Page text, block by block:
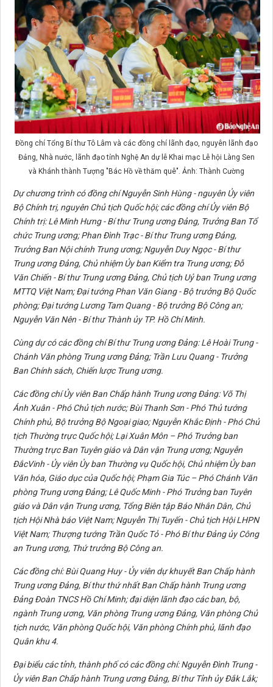
Đồng chí Tổng Bí thư Tô Lâm và các đồng chí lãnh đạo, nguyên lãnh đạo
Đảng, Nhà nước, lãnh đạo tỉnh Nghệ An dự lễ Khai mạc Lễ hội Làng Sen
và Khánh thành Tượng "Bác Hồ về thăm quê". Ảnh: Thành Cường
Dự chương trình có đồng chí Nguyễn Sinh Hùng - nguyên Ủy viên
Bộ Chính trị, nguyên Chủ tịch Quốc hội; các đồng chí Ủy viên Bộ
Chính trị: Lê Minh Hưng - Bí thư Trung ương Đảng, Trưởng Ban Tổ
chức Trung ương; Phan Đình Trạc - Bí thư Trung ương Đảng,
Trưởng Ban Nội chính Trung ương; Nguyễn Duy Ngọc - Bí thư
Trung ương Đảng, Chủ nhiệm Ủy ban Kiểm tra Trung ương; Đỗ
Văn Chiến - Bí thư Trung ương Đảng, Chủ tịch Uỷ ban Trung ương
MTTQ Việt Nam; Đại tướng Phan Văn Giang - Bộ trưởng Bộ Quốc
phòng; Đại tướng Lương Tam Quang - Bộ trưởng Bộ Công an;
Nguyễn Văn Nên - Bí thư Thành ủy TP. Hồ Chí Minh.
Cùng dự có các đồng chí Bí thư Trung ương Đảng: Lê Hoài Trung -
Chánh Văn phòng Trung ương Đảng; Trần Lưu Quang - Trưởng
Ban Chính sách, Chiến lược Trung ương.
Các đồng chí Ủy viên Ban Chấp hành Trung ương Đảng: Võ Thị
Ánh Xuân - Phó Chủ tịch nước; Bùi Thanh Sơn - Phó Thủ tướng
Chính phủ, Bộ trưởng Bộ Ngoại giao; Nguyễn Khắc Định - Phó Chủ
tịch Thường trực Quốc hội; Lại Xuân Môn – Phó Trưởng ban
Thường trực Ban Tuyên giáo và Dân vận Trung ương; Nguyễn
ĐắcVinh - Ủy viên Ủy ban Thường vụ Quốc hội, Chủ nhiệm Ủy ban
Văn hóa, Giáo dục của Quốc hội; Phạm Gia Túc – Phó Chánh Văn
phòng Trung ương Đảng; Lê Quốc Minh - Phó Trưởng ban Tuyên
giáo và Dân vận Trung ương, Tổng Biên tập Báo Nhân Dân, Chủ
tịch Hội Nhà báo Việt Nam; Nguyễn Thị Tuyến - Chủ tịch Hội LHPN
Việt Nam; Thượng tướng Trần Quốc Tỏ - Phó Bí thư Đảng ủy Công
an Trung ương, Thứ trưởng Bộ Công an.
Các đồng chí: Bùi Quang Huy - Ủy viên dự khuyết Ban Chấp hành
Trung ương Đảng, Bí thư thứ nhất Ban Chấp hành Trung ương
Đảng Đoàn TNCS Hồ Chí Minh; đại diện lãnh đạo các ban, bộ,
ngành Trung ương, Văn phòng Trung ương Đảng, Văn phòng Chủ
tịch nước, Văn phòng Quốc hội, Văn phòng Chính phủ, lãnh đạo
Quân khu 4.
Đại biểu các tỉnh, thành phố có các đồng chí: Nguyễn Đình Trung -
Ủy viên Ban Chấp hành Trung ương Đảng, Bí thư Tỉnh ủy Đắk Lắk;